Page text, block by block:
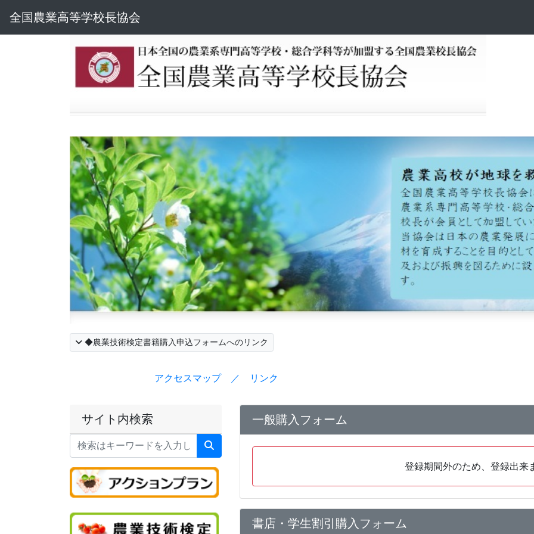
全国農業高等学校長協会
◆農業技術検定書籍購入申込フォームへのリンク
アクセスマップ ／ リンク
サイト内検索 一般購入フォーム
登録期間外のため、登録出来
書店・学生割引購入フォーム